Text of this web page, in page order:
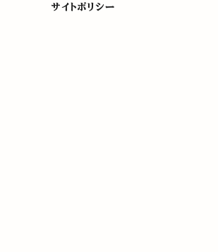
サイトポリシー